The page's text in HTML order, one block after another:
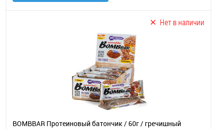
Нет в наличии
BOMBBAR Протеиновый батончик / 60г / гречишный